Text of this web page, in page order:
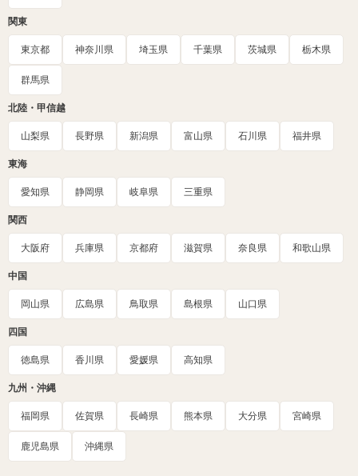
関東
東京都 神奈川県 埼玉県 千葉県 茨城県 栃木県
群馬県
北陸・甲信越
山梨県 長野県 新潟県 富山県 石川県 福井県
東海
愛知県 静岡県 岐阜県 三重県
関西
大阪府 兵庫県 京都府 滋賀県 奈良県 和歌山県
中国
岡山県 広島県 鳥取県 島根県 山口県
四国
徳島県 香川県 愛媛県 高知県
九州・沖縄
福岡県 佐賀県 長崎県 熊本県 大分県 宮崎県
鹿児島県 沖縄県